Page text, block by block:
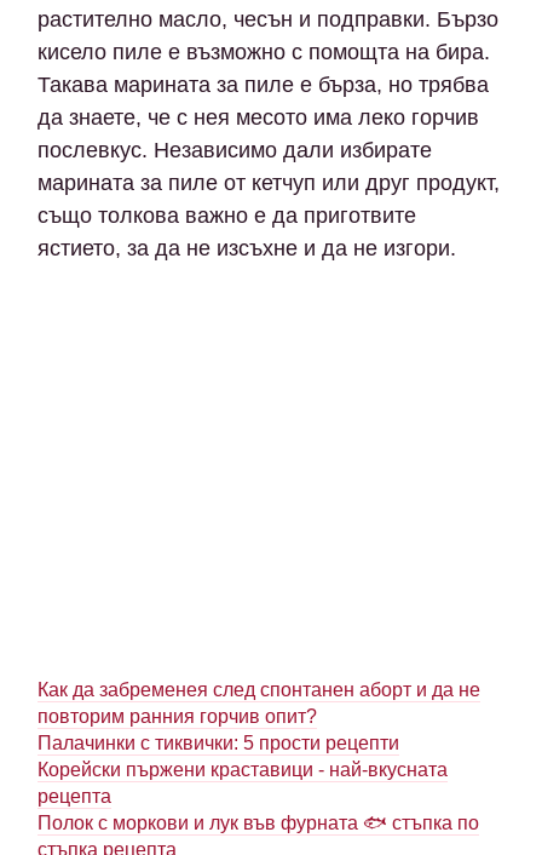
растително масло, чесън и подправки. Бързо
кисело пиле е възможно с помощта на бира.
Такава марината за пиле е бърза, но трябва
да знаете, че с нея месото има леко горчив
послевкус. Независимо дали избирате
марината за пиле от кетчуп или друг продукт,
също толкова важно е да приготвите
ястието, за да не изсъхне и да не изгори.
Как да забременея след спонтанен аборт и да не
повторим ранния горчив опит?
Палачинки с тиквички: 5 прости рецепти
Корейски пържени краставици - най-вкусната
рецепта
Полок с моркови и лук във фурната 🐟 стъпка по
стъпка рецепта